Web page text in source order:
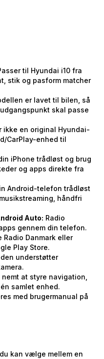
til Hyundai i10 fra
stik og pasform matcher
er lavet til bilen, så
skal passe
ikke en original Hyundai-
CarPlay-enhed til
iPhone trådløst og brug
og apps direkte fra
Android-telefon trådløst
håndfri
Auto: Radio
gennem din telefon.
Radio Danmark eller
Play Store.
understøtter
nemt at styre navigation,
samlet enhed.
med brugermanual på
kan vælge mellem en